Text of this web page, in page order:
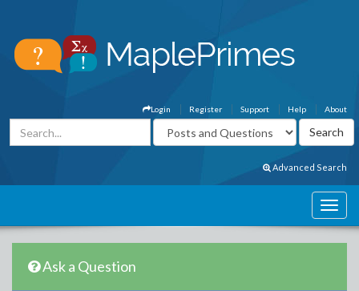
About
Help
Support
Register
Login
Advanced Search
Ask a Question